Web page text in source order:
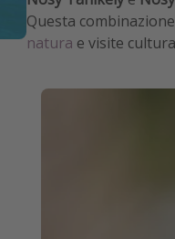
Questa
natura e visite